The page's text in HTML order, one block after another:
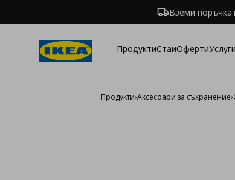
Вземи
ПродуктиСтаиОфертиУслуги
Продукти›Аксесоари за съхранение›